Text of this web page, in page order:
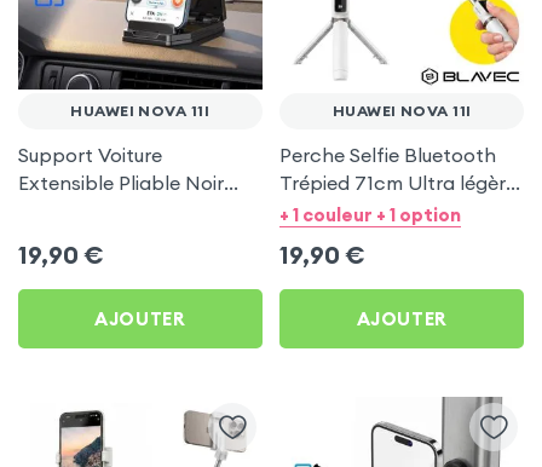
HUAWEI NOVA 11I
Support Voiture
Extensible Pliable Noir
19,90 €
AJOUTER
HUAWEI NOVA 11I
Perche Selfie Bluetooth
Trépied 71cm Ultra légère
Blanc pour Huawei Nova
+ 1 couleur + 1 option
19,90 €
AJOUTER